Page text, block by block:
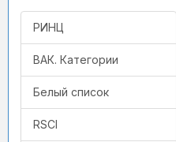
РИНЦ
ВАК. Категории
Белый список
RSCI